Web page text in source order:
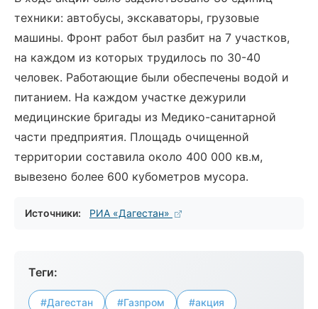
техники: автобусы, экскаваторы, грузовые
машины. Фронт работ был разбит на 7 участков,
на каждом из которых трудилось по 30-40
человек. Работающие были обеспечены водой и
питанием. На каждом участке дежурили
медицинские бригады из Медико-санитарной
части предприятия. Площадь очищенной
территории составила около 400 000 кв.м,
вывезено более 600 кубометров мусора.
Источники: РИА «Дагестан»
Теги:
#Дагестан #Газпром #акция